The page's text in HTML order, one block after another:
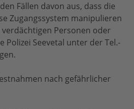
Fällen davon aus, dass die
Zugangssystem manipulieren
Personen oder
Polizei Seevetal unter der Tel.-
nach gefährlicher